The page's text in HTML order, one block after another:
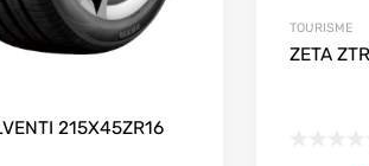
215X45ZR16
TOURISME
ZETA